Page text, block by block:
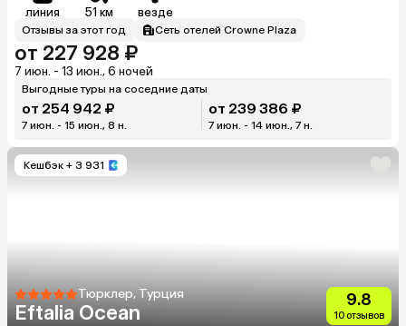
линия 51 км везде
Отзывы за этот год Сеть отелей Crowne Plaza
от 227 928 ₽
7 июн. - 13 июн., 6 ночей
Выгодные туры на соседние даты
от 254 942 ₽
7 июн. - 15 июн., 8 н.
от 239 386 ₽
7 июн. - 14 июн., 7 н.
Кешбэк + 3 931
Тюрклер, Турция
Eftalia Ocean
9.8
10 отзывов